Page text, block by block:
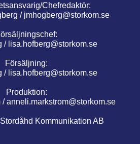
Chefredaktör:
/ jmhogberg@storkom.se
/ lisa.hofberg@storkom.se
Försäljning:
/ lisa.hofberg@storkom.se
Produktion:
/anneli.markstrom@storkom.se
Kommunikation AB